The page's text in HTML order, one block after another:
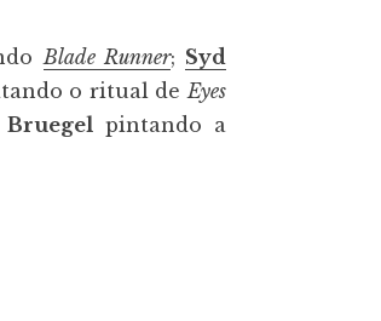
Blade Runner; Syd
o ritual deEyes
pintando a